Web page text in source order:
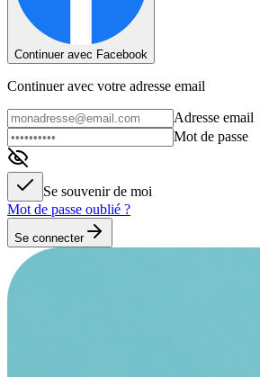
Continuer avec Facebook
Continuer avec votre adresse email
Adresse email
Mot de passe
Se souvenir de moi
Mot de passe oublié ?
Se connecter